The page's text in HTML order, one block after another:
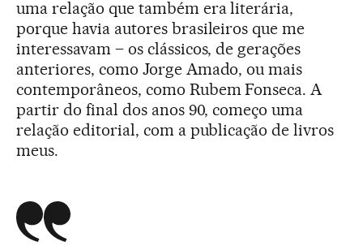
uma relação que também era literária,
porque havia autores brasileiros que me
interessavam – os clássicos, de gerações
anteriores, como Jorge Amado, ou mais
contemporâneos, como Rubem Fonseca. A
partir do final dos anos 90, começo uma
relação editorial, com a publicação de livros
meus.